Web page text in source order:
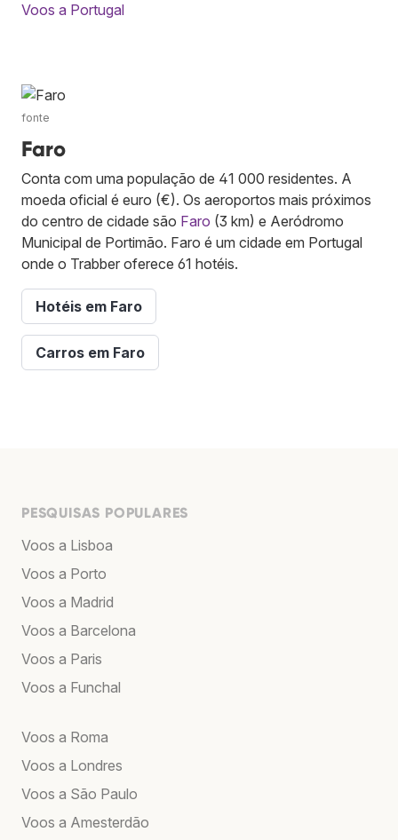
Voos a Portugal
fonte
Faro
Conta com uma população de 41 000 residentes. A
moeda oficial é euro (€). Os aeroportos mais próximos
do centro de cidade são Faro (3 km) e Aeródromo
Municipal de Portimão. Faro é um cidade em Portugal
onde o Trabber oferece 61 hotéis.
Hotéis em Faro
Carros em Faro
PESQUISAS POPULARES
Voos a Lisboa
Voos a Porto
Voos a Madrid
Voos a Barcelona
Voos a Paris
Voos a Funchal
Voos a Roma
Voos a Londres
Voos a São Paulo
Voos a Amesterdão